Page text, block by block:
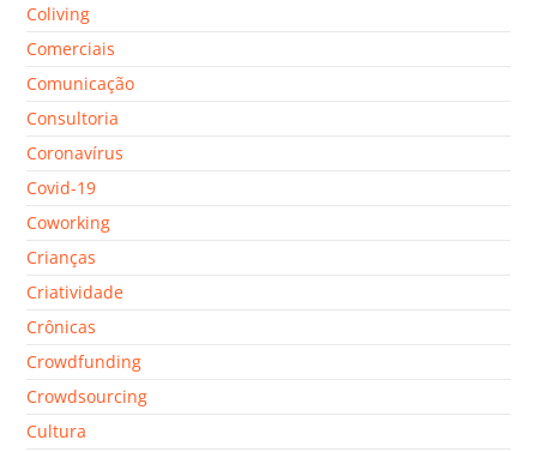
Coliving
Comerciais
Comunicação
Consultoria
Coronavírus
Covid-19
Coworking
Crianças
Criatividade
Crônicas
Crowdfunding
Crowdsourcing
Cultura